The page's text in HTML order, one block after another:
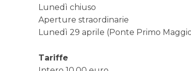
Lunedì chiuso
Aperture straordinarie
Lunedì 29 aprile (Ponte Primo
Tariffe